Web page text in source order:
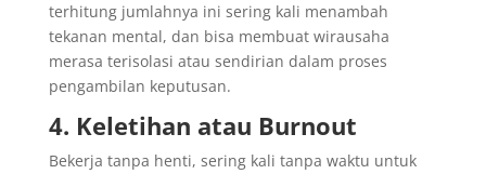
terhitung jumlahnya ini sering kali menambah
tekanan mental, dan bisa membuat wirausaha
merasa terisolasi atau sendirian dalam proses
pengambilan keputusan.
4. Keletihan atau Burnout
Bekerja tanpa henti, sering kali tanpa waktu untuk